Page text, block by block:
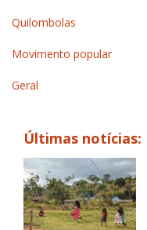
Quilombolas
Movimento popular
Geral
Últimas notícias: